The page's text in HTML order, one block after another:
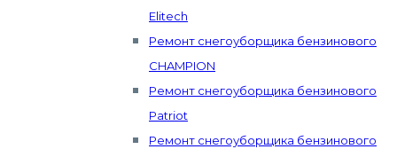
Elitech
Ремонт снегоуборщика бензинового
CHAMPION
Ремонт снегоуборщика бензинового
Patriot
Ремонт снегоуборщика бензинового